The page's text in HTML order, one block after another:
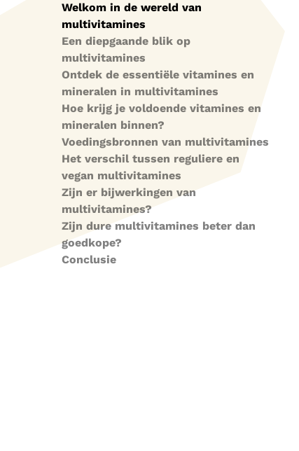
Welkom in de wereld van
multivitamines
Een diepgaande blik op
multivitamines
Ontdek de essentiële vitamines en
mineralen in multivitamines
Hoe krijg je voldoende vitamines en
mineralen binnen?
Voedingsbronnen van multivitamines
Het verschil tussen reguliere en
vegan multivitamines
Zijn er bijwerkingen van
multivitamines?
Zijn dure multivitamines beter dan
goedkope?
Conclusie